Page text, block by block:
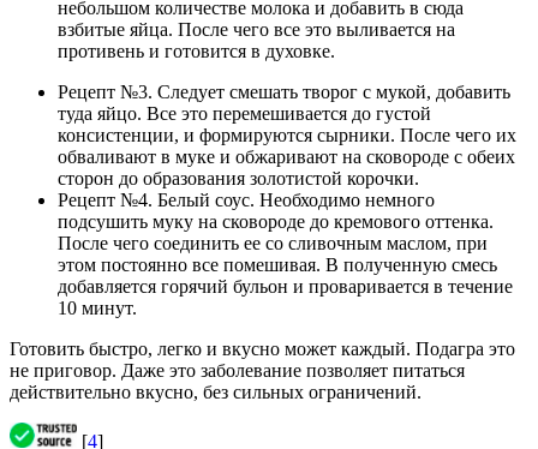
небольшом количестве молока и добавить в сюда
взбитые яйца. После чего все это выливается на
противень и готовится в духовке.
Рецепт №3. Следует смешать творог с мукой, добавить
туда яйцо. Все это перемешивается до густой
консистенции, и формируются сырники. После чего их
обваливают в муке и обжаривают на сковороде с обеих
сторон до образования золотистой корочки.
Рецепт №4. Белый соус. Необходимо немного
подсушить муку на сковороде до кремового оттенка.
После чего соединить ее со сливочным маслом, при
этом постоянно все помешивая. В полученную смесь
добавляется горячий бульон и проваривается в течение
10 минут.
Готовить быстро, легко и вкусно может каждый. Подагра это
не приговор. Даже это заболевание позволяет питаться
действительно вкусно, без сильных ограничений.
[4]